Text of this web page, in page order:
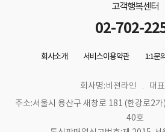
고객행복센터
02-702-
회사소개 서비스이용약관 1:1문
회사명:비젼라인
대
주소:서울시 용산구 새창로 181 (한강로2
40호